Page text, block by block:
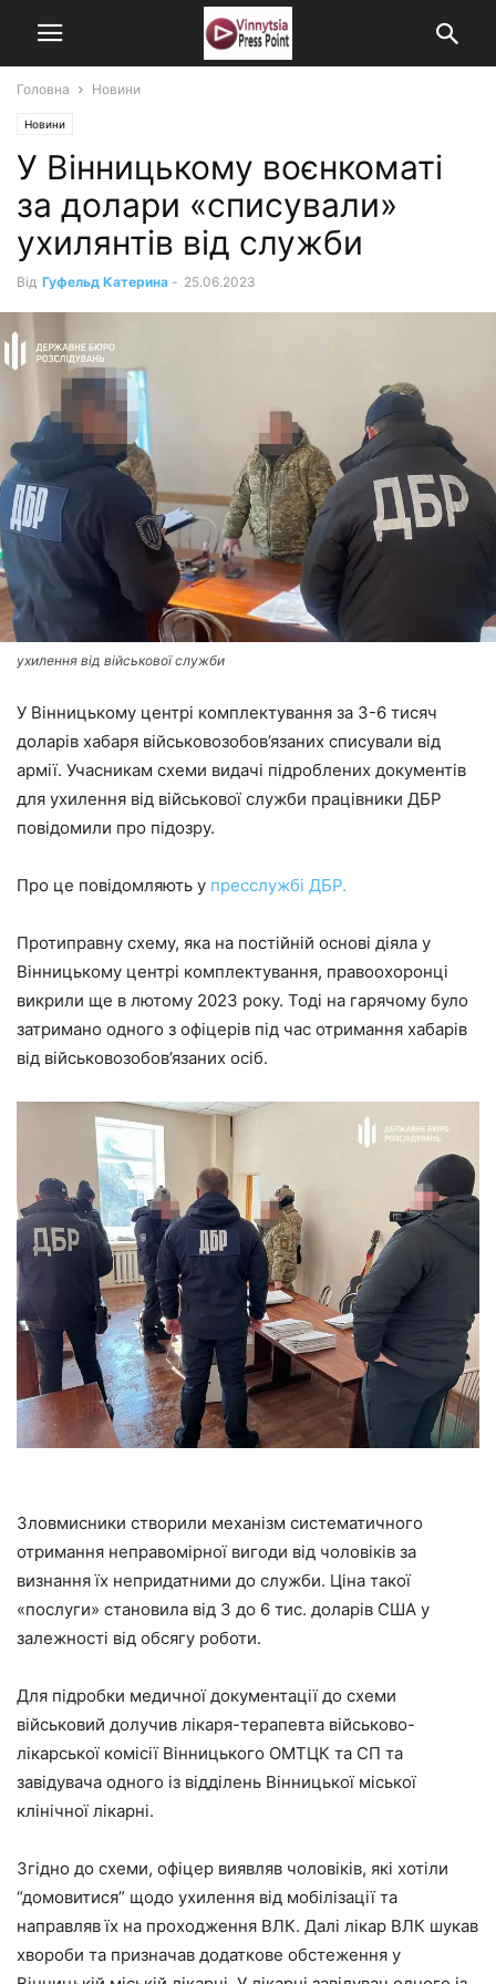
Головна Новини
Новини
У Вінницькому воєнкоматі
за долари «списували»
ухилянтів від служби
Від Гуфельд Катерина - 25.06.2023
ухилення від військової служби
У Вінницькому центрі комплектування за 3-6 тисяч
доларів хабаря військовозобов’язаних списували від
армії. Учасникам схеми видачі підроблених документів
для ухилення від військової служби працівники ДБР
повідомили про підозру.
Про це повідомляють у пресслужбі ДБР.
Протиправну схему, яка на постійній основі діяла у
Вінницькому центрі комплектування, правоохоронці
викрили ще в лютому 2023 року. Тоді на гарячому було
затримано одного з офіцерів під час отримання хабарів
від військовозобов’язаних осіб.
Зловмисники створили механізм систематичного
отримання неправомірної вигоди від чоловіків за
визнання їх непридатними до служби. Ціна такої
«послуги» становила від 3 до 6 тис. доларів США у
залежності від обсягу роботи.
Для підробки медичної документації до схеми
військовий долучив лікаря-терапевта військово-
лікарської комісії Вінницького ОМТЦК та СП та
завідувача одного із відділень Вінницької міської
клінічної лікарні.
Згідно до схеми, офіцер виявляв чоловіків, які хотіли
“домовитися” щодо ухилення від мобілізації та
направляв їх на проходження ВЛК. Далі лікар ВЛК шукав
хвороби та призначав додаткове обстеження у